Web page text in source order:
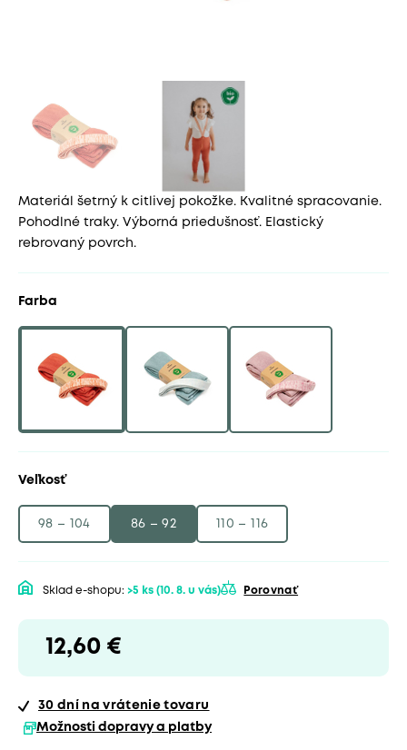
Materiál šetrný k citlivej pokožke. Kvalitné spracovanie.
Pohodlné traky. Výborná priedušnosť. Elastický
rebrovaný povrch.
Farba
Veľkosť
98 – 104 86 – 92 110 – 116
Sklad e-shopu: >5 ks (10. 8. u vás) Porovnať
12,60 €
30 dní na vrátenie tovaru
Možnosti dopravy a platby